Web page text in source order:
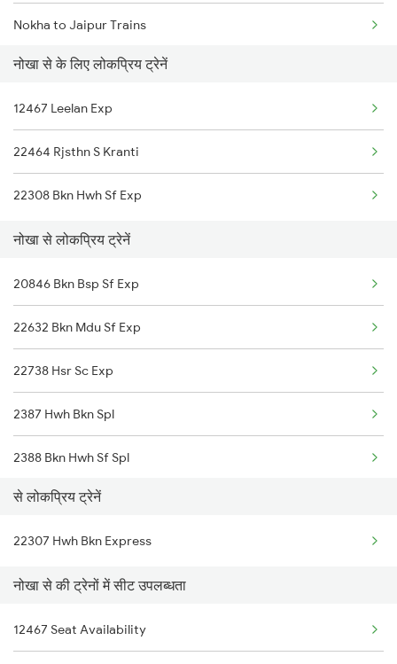
Nokha to Jaipur Trains
Nokha to Jodhpur Trains
Nokha to Mandi Dabwali Trains
Nokha to Bathinda Trains
Nokha to Abu Road Trains
Nokha to Ahmedabad Trains
Nokha to Vadodara Trains
Nokha to Falna Trains
नोखा से के लिए लोकप्रिय ट्रेनें
12467 Leelan Exp
22464 Rjsthn S Kranti
22308 Bkn Hwh Sf Exp
नोखा से लोकप्रिय ट्रेनें
20846 Bkn Bsp Sf Exp
22632 Bkn Mdu Sf Exp
22738 Hsr Sc Exp
2387 Hwh Bkn Spl
2388 Bkn Hwh Sf Spl
2467 Jsm Jp Sf Spl
2468 Jp Jsm Sf Spl
2473 Bkn Bdts Sf Spl
2474 Festival Sf Spl
से लोकप्रिय ट्रेनें
22307 Hwh Bkn Express
नोखा से की ट्रेनों में सीट उपलब्धता
12467 Seat Availability